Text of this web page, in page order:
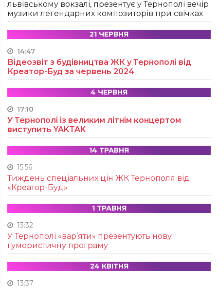
львівському вокзалі, презентує у Тернополі вечір
музики легендарних композиторів при свічках
21 ЧЕРВНЯ
14:47
Відеозвіт з будівництва ЖК у Тернополі від
Креатор-Буд за червень 2024
4 ЧЕРВНЯ
17:10
У Тернополі із великим літнім концертом
виступить YAKTAK
14 ТРАВНЯ
15:56
Тиждень спеціальних цін ЖК Тернополя від
«Креатор-Буд»
1 ТРАВНЯ
13:32
У Тернополі «вар’яти» презентують нову
гумористичну програму
24 КВІТНЯ
13:37